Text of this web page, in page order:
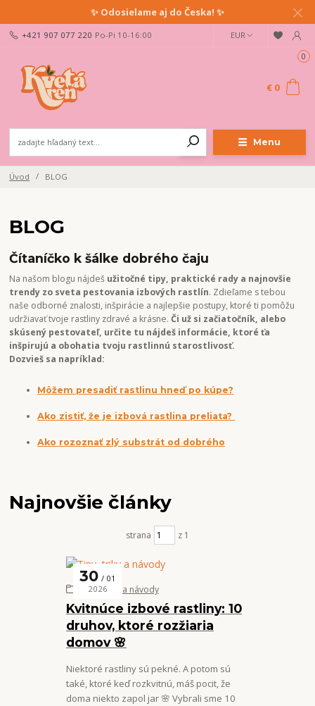
✨ Odosielame aj do Česka! ✨
Menu
EUR
+421 907 077 220 Po-Pi 10-16:00
0
€ 0
Úvod BLOG
BLOG
Čítaníčko k šálke dobrého čaju
Na našom blogu nájdeš užitočné tipy, praktické rady a najnovšie
trendy zo sveta pestovania izbových rastlín. Zdieľame s tebou
naše odborné znalosti, inšpirácie a najlepšie postupy, ktoré ti pomôžu
udržiavať tvoje rastliny zdravé a krásne.Či už si začiatočník, alebo
skúsený pestovateľ, určite tu nájdeš informácie, ktoré ťa
inšpirujú a obohatia tvoju rastlinnú starostlivosť.
Dozvieš sa napríklad:
Môžem presadiť rastlinu hneď po kúpe?
Ako zistiť, že je izbová rastlina preliata?
Ako rozoznať zlý substrát od dobrého
Najnovšie články
strana z 1
Kvitnúce izbové rastliny: 10
druhov, ktoré rozžiaria
domov 🌸
30
01
2026
Tipy, triky a návody
Niektoré rastliny sú pekné. A potom sú
také, ktoré keď rozkvitnú, máš pocit, že
doma niekto zapol jar 🌸 Vybrali sme 10